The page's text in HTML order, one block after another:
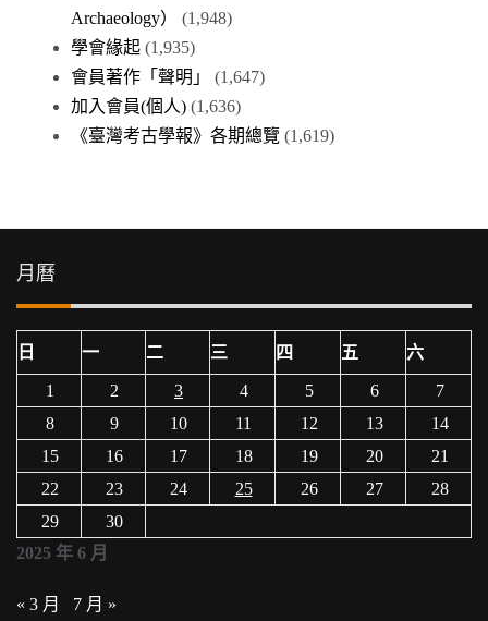
Archaeology）
(1,948)
學會緣起 (1,935)
會員著作「聲明」
(1,647)
加入會員(個人) (1,636)
《臺灣考古學報》各期總覽 (1,619)
月曆
2025 年 6 月
日 一 二 三 四 五 六
1 2 3 4 5 6
7
8
9 10 11 12 13
14
15
16 17 18 19 20
21
22
23 24 25 26 27
28
29
30
« 3 月 7 月 »